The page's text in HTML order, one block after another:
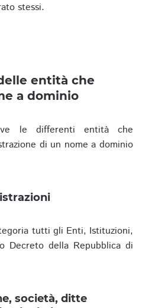
stessi.
entità che
a dominio
le differenti entità che
di un nome a dominio
tutti gli Enti, Istituzioni,
della Repubblica di
società, ditte